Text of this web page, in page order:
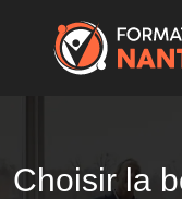
Choisir la